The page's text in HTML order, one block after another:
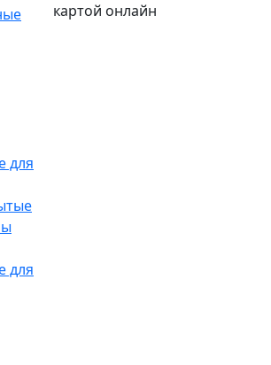
для
для
картой онлайн